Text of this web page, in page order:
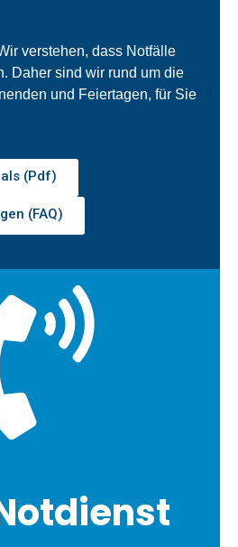
verstehen, dass Notfälle
Daher sind wir rund um die
und Feiertagen, für Sie
(Pdf)
(FAQ)